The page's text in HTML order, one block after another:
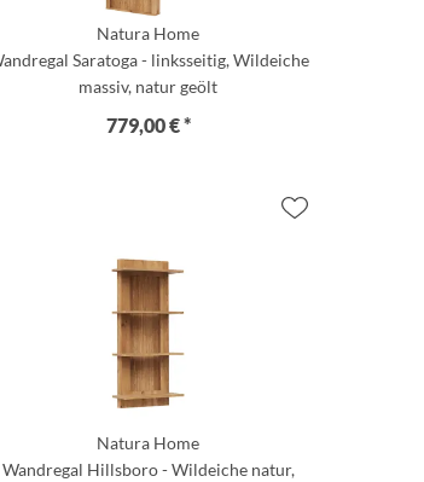
Natura Home
Saratoga - linksseitig, Wildeiche
massiv, natur geölt
779,00 € *
Natura Home
Wandregal Hillsboro - Wildeiche natur,